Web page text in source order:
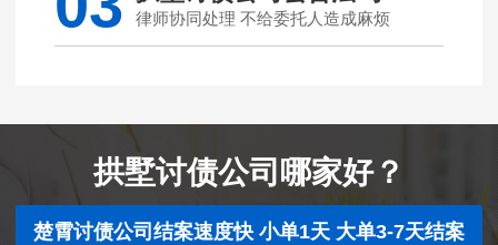
律师协同处理 不给委托人造成麻烦
拱墅讨债公司哪家好？
楚霄讨债公司结案速度快 小单1天 大单3-7天结案